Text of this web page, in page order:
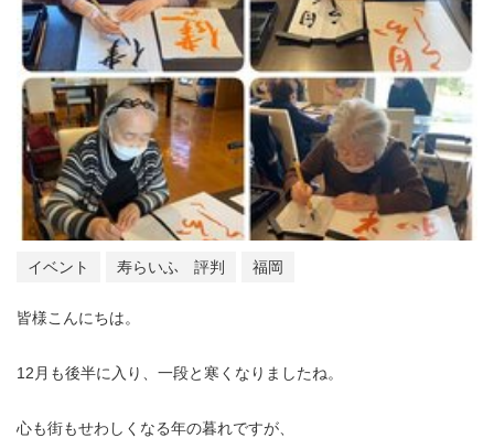
イベント 寿らいふ 評判 福岡
皆様こんにちは。
12月も後半に入り、一段と寒くなりましたね。
心も街もせわしくなる年の暮れですが、